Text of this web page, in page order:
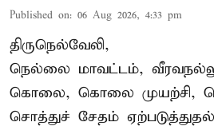
Published on: 06 Aug 2026, 4:33 pm
திருநெல்வேலி,
நெல்லை மாவட்டம்,
கொலை, கொலை முயற்சி,
சொத்துச் சேதம்